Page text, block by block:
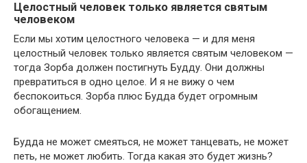
Целостный человек только является святым
человеком
Если мы хотим целостного человека — и для меня
целостный человек только является святым человеком —
тогда Зорба должен постигнуть Будду. Они должны
превратиться в одно целое. И я не вижу о чем
беспокоиться. Зорба плюс Будда будет огромным
обогащением.
Будда не может смеяться, не может танцевать, не может
петь, не может любить. Тогда какая это будет жизнь?